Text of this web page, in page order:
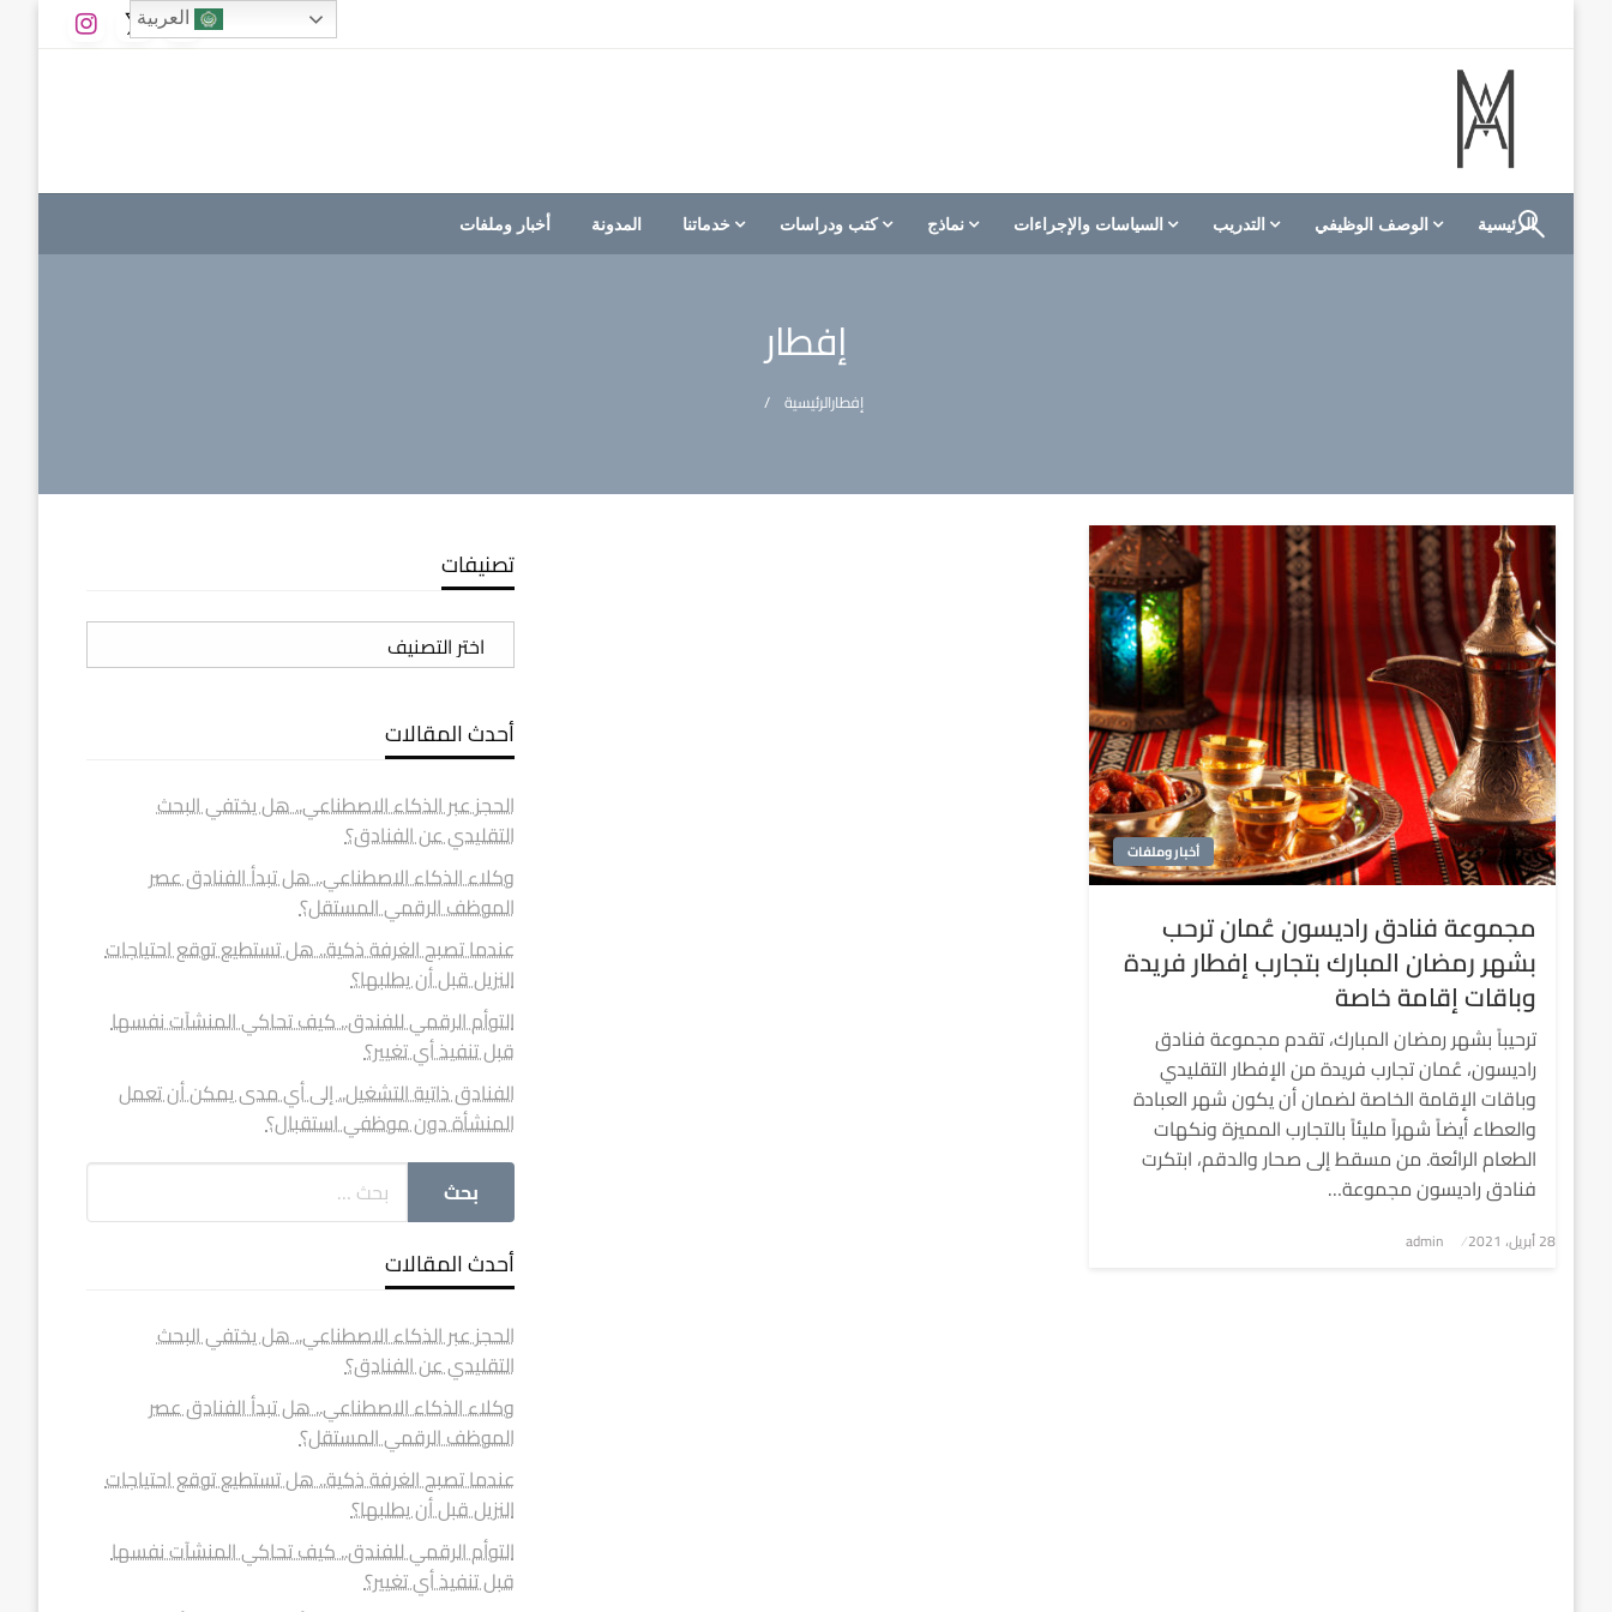
M A hotels | إم ايه هوتيلز
الموقع الأول للعاملين في الفنادق في العالم العربي
الرئيسية الوصف الوظيفي التدريب السياسات والإجراءات نماذج كتب ودراسات خدماتنا المدونة أخبار وملفات
إفطار
الرئيسيةإفطار
أخبار وملفات
مجموعة فنادق راديسون عُمان ترحب
بشهر رمضان المبارك بتجارب إفطار فريدة
وباقات إقامة خاصة
ترحيباً بشهر رمضان المبارك، تقدم مجموعة فنادق
راديسون، عُمان تجارب فريدة من الإفطار التقليدي
وباقات الإقامة الخاصة لضمان أن يكون شهر العبادة
والعطاء أيضاً شهراً مليئاً بالتجارب المميزة ونكهات
الطعام الرائعة. من مسقط إلى صحار والدقم، ابتكرت
فنادق راديسون مجموعة…
نُشر
28 أبريل، 2021 admin
تصنيفات
تصنيفات
أحدث المقالات
الحجز عبر الذكاء الاصطناعي.. هل يختفي البحث
التقليدي عن الفنادق؟
وكلاء الذكاء الاصطناعي.. هل تبدأ الفنادق عصر
الموظف الرقمي المستقل؟
عندما تصبح الغرفة ذكية.. هل تستطيع توقع احتياجات
النزيل قبل أن يطلبها؟
التوأم الرقمي للفندق.. كيف تحاكي المنشآت نفسها
قبل تنفيذ أي تغيير؟
الفنادق ذاتية التشغيل.. إلى أي مدى يمكن أن تعمل
المنشأة دون موظفي استقبال؟
أحدث المقالات
الحجز عبر الذكاء الاصطناعي.. هل يختفي البحث
التقليدي عن الفنادق؟
وكلاء الذكاء الاصطناعي.. هل تبدأ الفنادق عصر
الموظف الرقمي المستقل؟
عندما تصبح الغرفة ذكية.. هل تستطيع توقع احتياجات
النزيل قبل أن يطلبها؟
التوأم الرقمي للفندق.. كيف تحاكي المنشآت نفسها
قبل تنفيذ أي تغيير؟
العربية